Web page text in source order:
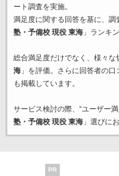
ート調査を実施。
満足度に関する回答を基に、調
塾・予備校 現役 東海」ランキ
総合満足度だけでなく、様々な
海」を評価。さらに回答者の
も掲載しています。
サービス検討の際、“ユーザー
塾・予備校 現役 東海」選びに
PR